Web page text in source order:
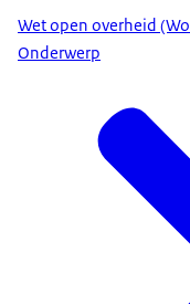
Wet open overheid
Onderwerp